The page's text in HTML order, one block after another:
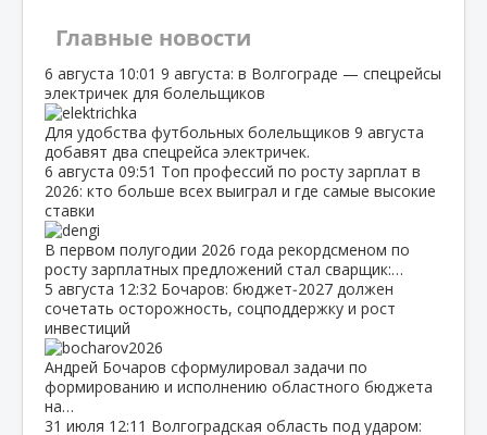
Главные новости
6 августа 10:01 9 августа: в Волгограде — спецрейсы
электричек для болельщиков
Для удобства футбольных болельщиков 9 августа
добавят два спецрейса электричек.
6 августа 09:51 Топ профессий по росту зарплат в
2026: кто больше всех выиграл и где самые высокие
ставки
В первом полугодии 2026 года рекордсменом по
росту зарплатных предложений стал сварщик:…
5 августа 12:32 Бочаров: бюджет‑2027 должен
сочетать осторожность, соцподдержку и рост
инвестиций
Андрей Бочаров сформулировал задачи по
формированию и исполнению областного бюджета
на…
31 июля 12:11 Волгоградская область под ударом: